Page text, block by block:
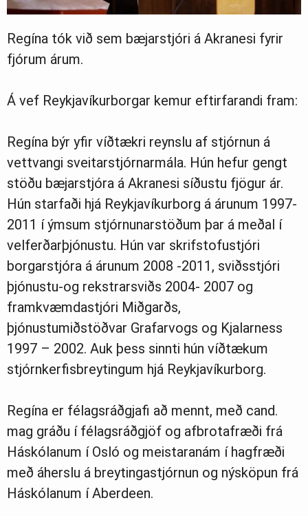
Regína tók við sem bæjarstjóri á Akranesi fyrir
fjórum árum.
Á vef Reykjavíkurborgar kemur eftirfarandi fram:
Regína býr yfir víðtækri reynslu af stjórnun á
vettvangi sveitarstjórnarmála. Hún hefur gengt
stöðu bæjarstjóra á Akranesi síðustu fjögur ár.
Hún starfaði hjá Reykjavíkurborg á árunum 1997-
2011 í ýmsum stjórnunarstöðum þar á meðal í
velferðarþjónustu. Hún var skrifstofustjóri
borgarstjóra á árunum 2008 -2011, sviðsstjóri
þjónustu-og rekstrarsviðs 2004- 2007 og
framkvæmdastjóri Miðgarðs,
þjónustumiðstöðvar Grafarvogs og Kjalarness
1997 – 2002. Auk þess sinnti hún víðtækum
stjórnkerfisbreytingum hjá Reykjavíkurborg.
Regína er félagsráðgjafi að mennt, með cand.
mag gráðu í félagsráðgjöf og afbrotafræði frá
Háskólanum í Osló og meistaranám í hagfræði
með áherslu á breytingastjórnun og nýsköpun frá
Háskólanum í Aberdeen.